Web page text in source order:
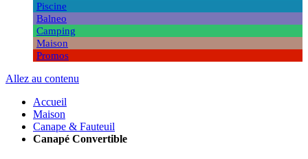
Piscine
Balneo
Camping
Maison
Promos
Allez au contenu
Accueil
Maison
Canape & Fauteuil
Canapé Convertible